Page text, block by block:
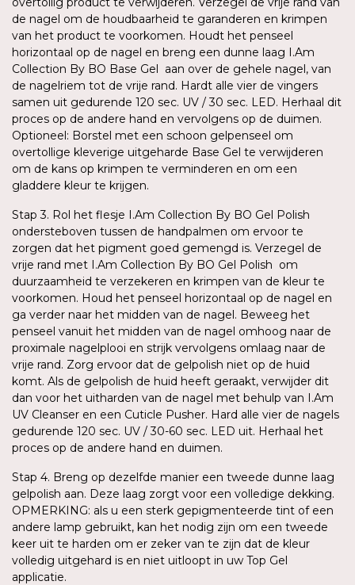
de nagel om de houdbaarheid te garanderen en krimpen
van het product te voorkomen. Houdt het penseel
horizontaal op de nagel en breng een dunne laag I.Am
Collection By BO Base Gel aan over de gehele nagel, van
de nagelriem tot de vrije rand. Hardt alle vier de vingers
samen uit gedurende 120 sec. UV / 30 sec. LED. Herhaal dit
proces op de andere hand en vervolgens op de duimen.
Optioneel: Borstel met een schoon gelpenseel om
overtollige kleverige uitgeharde Base Gel te verwijderen
om de kans op krimpen te verminderen en om een
gladdere kleur te krijgen.
Stap 3. Rol het flesje I.Am Collection By BO Gel Polish
ondersteboven tussen de handpalmen om ervoor te
zorgen dat het pigment goed gemengd is. Verzegel de
vrije rand met I.Am Collection By BO Gel Polish om
duurzaamheid te verzekeren en krimpen van de kleur te
voorkomen. Houd het penseel horizontaal op de nagel en
ga verder naar het midden van de nagel. Beweeg het
penseel vanuit het midden van de nagel omhoog naar de
proximale nagelplooi en strijk vervolgens omlaag naar de
vrije rand. Zorg ervoor dat de gelpolish niet op de huid
komt. Als de gelpolish de huid heeft geraakt, verwijder dit
dan voor het uitharden van de nagel met behulp van I.Am
UV Cleanser en een Cuticle Pusher. Hard alle vier de nagels
gedurende 120 sec. UV / 30-60 sec. LED uit. Herhaal het
proces op de andere hand en duimen.
Stap 4. Breng op dezelfde manier een tweede dunne laag
gelpolish aan. Deze laag zorgt voor een volledige dekking.
OPMERKING: als u een sterk gepigmenteerde tint of een
andere lamp gebruikt, kan het nodig zijn om een tweede
keer uit te harden om er zeker van te zijn dat de kleur
volledig uitgehard is en niet uitloopt in uw Top Gel
applicatie.